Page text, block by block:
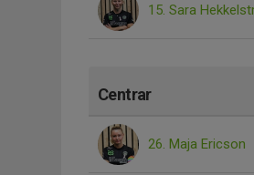
15. Sara
Centrar
26. Maja Ericson